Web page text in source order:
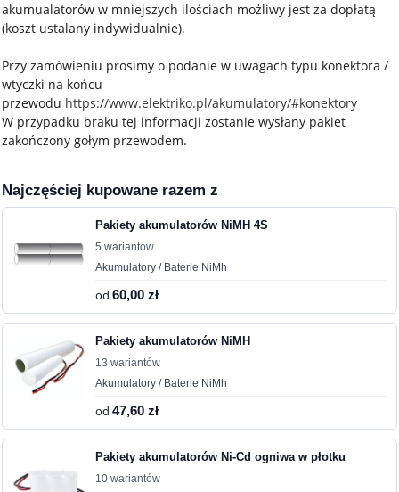
akumualatorów w mniejszych ilościach możliwy jest za dopłatą
(koszt ustalany indywidualnie).
Przy zamówieniu prosimy o podanie w uwagach typu konektora /
wtyczki na końcu
przewodu https://www.elektriko.pl/akumulatory/#konektory
W przypadku braku tej informacji zostanie wysłany pakiet
zakończony gołym przewodem.
Najczęściej kupowane razem z
Pakiety akumulatorów NiMH 4S
5 wariantów
Akumulatory / Baterie NiMh
od60,00 zł
Pakiety akumulatorów NiMH
13 wariantów
Akumulatory / Baterie NiMh
od47,60 zł
Pakiety akumulatorów Ni-Cd ogniwa w płotku
10 wariantów